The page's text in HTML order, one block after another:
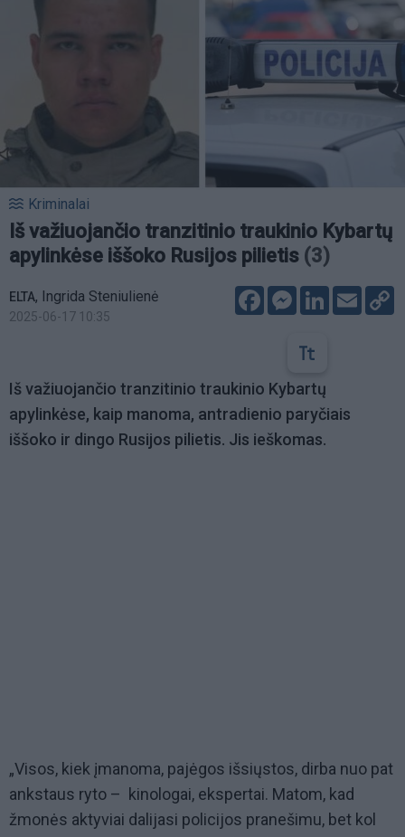
Kriminalai
Iš važiuojančio tranzitinio traukinio Kybartų
apylinkėse iššoko Rusijos pilietis (3)
ELTA, Ingrida Steniulienė
2025-06-17 10:35
FacebookMessenger
LinkedIn
Email
Iš važiuojančio tranzitinio traukinio Kybartų
apylinkėse, kaip manoma, antradienio paryčiais
iššoko ir dingo Rusijos pilietis. Jis ieškomas.
„Visos, kiek įmanoma, pajėgos išsiųstos, dirba nuo pat
ankstaus ryto – kinologai, ekspertai. Matom, kad
žmonės aktyviai dalijasi policijos pranešimu, bet kol